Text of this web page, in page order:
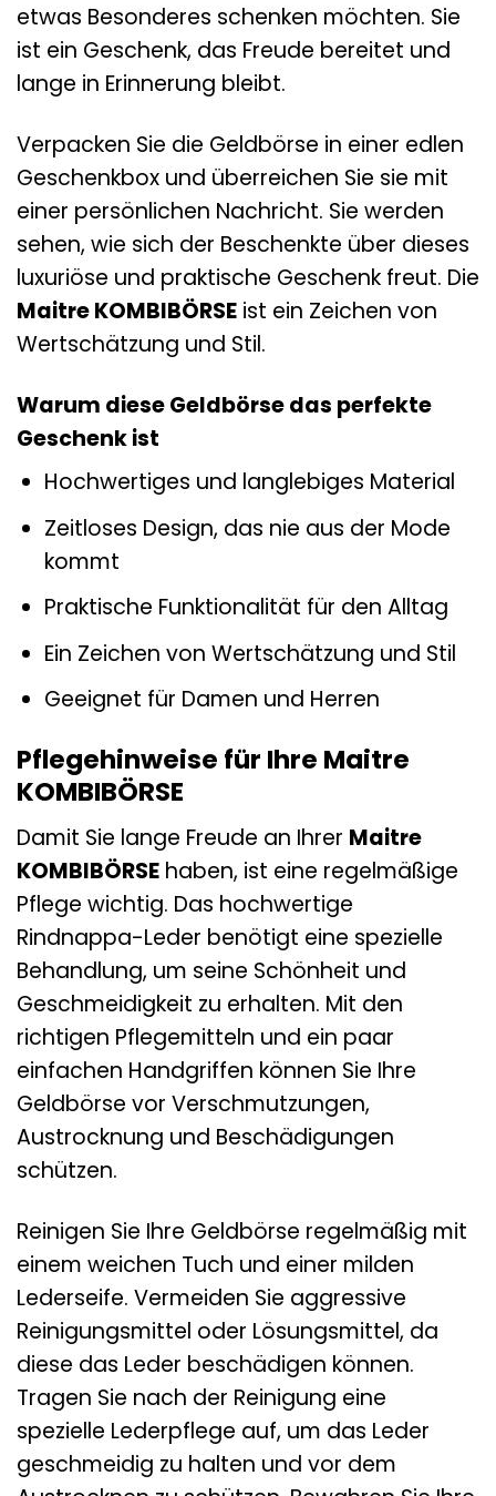
etwas Besonderes schenken möchten. Sie
ist ein Geschenk, das Freude bereitet und
lange in Erinnerung bleibt.
Verpacken Sie die Geldbörse in einer edlen
Geschenkbox und überreichen Sie sie mit
einer persönlichen Nachricht. Sie werden
sehen, wie sich der Beschenkte über dieses
luxuriöse und praktische Geschenk freut. Die
Maitre KOMBIBÖRSE ist ein Zeichen von
Wertschätzung und Stil.
Warum diese Geldbörse das perfekte
Geschenk ist
Hochwertiges und langlebiges Material
Zeitloses Design, das nie aus der Mode
kommt
Praktische Funktionalität für den Alltag
Ein Zeichen von Wertschätzung und Stil
Geeignet für Damen und Herren
Pflegehinweise für Ihre Maitre
KOMBIBÖRSE
Damit Sie lange Freude an Ihrer Maitre
KOMBIBÖRSE haben, ist eine regelmäßige
Pflege wichtig. Das hochwertige
Rindnappa-Leder benötigt eine spezielle
Behandlung, um seine Schönheit und
Geschmeidigkeit zu erhalten. Mit den
richtigen Pflegemitteln und ein paar
einfachen Handgriffen können Sie Ihre
Geldbörse vor Verschmutzungen,
Austrocknung und Beschädigungen
schützen.
Reinigen Sie Ihre Geldbörse regelmäßig mit
einem weichen Tuch und einer milden
Lederseife. Vermeiden Sie aggressive
Reinigungsmittel oder Lösungsmittel, da
diese das Leder beschädigen können.
Tragen Sie nach der Reinigung eine
spezielle Lederpflege auf, um das Leder
geschmeidig zu halten und vor dem